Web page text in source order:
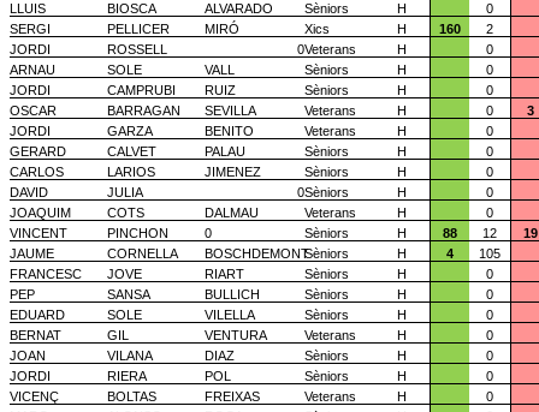
LLUIS
BIOSCA ALVARADO Sèniors H
0
SERGI
PELLICER MIRÓ Xics H 160
2
JORDI
ROSSELL 0Veterans H
0
ARNAU
SOLE VALL Sèniors H
0
JORDI
CAMPRUBI RUIZ Sèniors H
0
OSCAR
BARRAGAN SEVILLA Veterans H 0
3
JORDI
GARZA BENITO Veterans H
0
GERARD
CALVET PALAU Sèniors H
0
CARLOS
LARIOS JIMENEZ Sèniors H
0
DAVID
JULIA 0Sèniors H
0
JOAQUIM
COTS DALMAU Veterans H
0
VINCENT
PINCHON 0 Sèniors H 88 12
19
JAUME
CORNELLA BOSCHDEMONTSèniors H 4
105
FRANCESC
JOVE RIART Sèniors H
0
PEP
SANSA BULLICH Sèniors H
0
EDUARD
SOLE VILELLA Sèniors H
0
BERNAT
GIL VENTURA Veterans H
0
JOAN
VILANA DIAZ Sèniors H
0
JORDI
RIERA POL Sèniors H
0
VICENÇ
BOLTAS FREIXAS Veterans H
0